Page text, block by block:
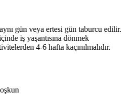
gün veya ertesi gün taburcu edilir.
iş yaşantısına dönmek
4-6 hafta kaçınılmalıdır.